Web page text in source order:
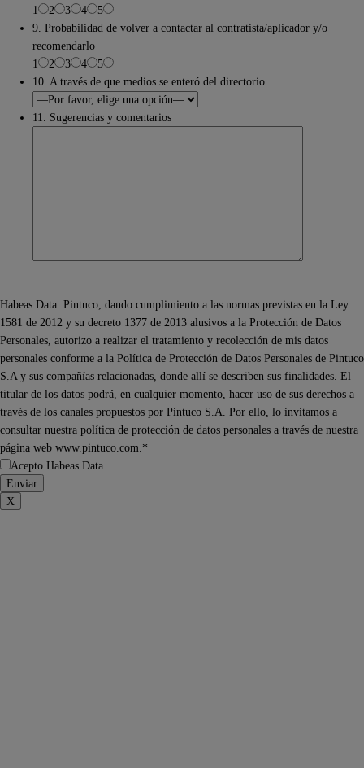
1
2 3 4
5
9. Probabilidad de volver a contactar al contratista/aplicador y/o
recomendarlo
1
2 3 4
5
10. A través de que medios se enteró del directorio
11. Sugerencias y comentarios
Habeas Data: Pintuco, dando cumplimiento a las normas previstas en la Ley
1581 de 2012 y su decreto 1377 de 2013 alusivos a la Protección de Datos
Personales, autorizo a realizar el tratamiento y recolección de mis datos
personales conforme a la Política de Protección de Datos Personales de Pintuco
S.A y sus compañías relacionadas, donde allí se describen sus finalidades. El
titular de los datos podrá, en cualquier momento, hacer uso de sus derechos a
través de los canales propuestos por Pintuco S.A. Por ello, lo invitamos a
consultar nuestra política de protección de datos personales a través de nuestra
página web www.pintuco.com.*
Acepto Habeas Data
X